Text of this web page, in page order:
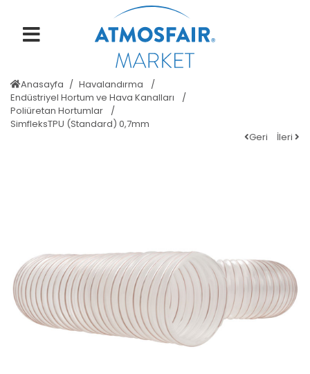
Anasayfa
Havalandırma
Endüstriyel Hortum ve Hava Kanalları
Poliüretan Hortumlar
SimfleksTPU (Standard) 0,7mm
Geri
İleri